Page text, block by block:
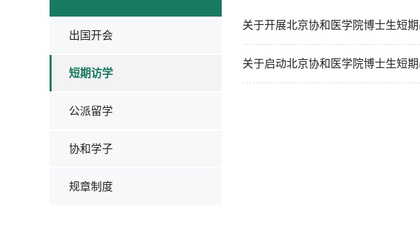
出国开会
短期访学
公派留学
协和学子
规章制度
关于开展北京协和医学院博士生短
关于启动北京协和医学院博士生短